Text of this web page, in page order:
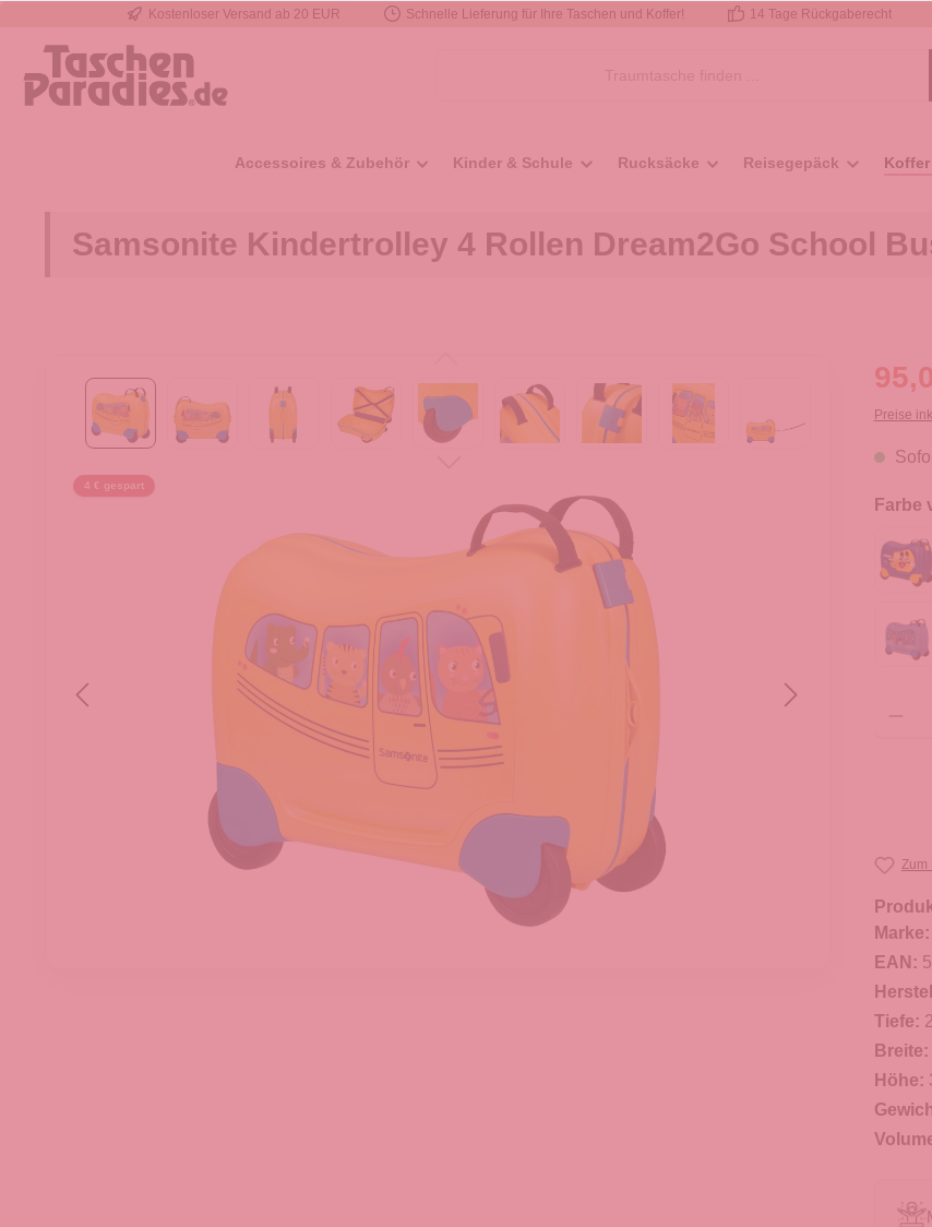
Zur Hauptnavigation springen
Kostenloser Versand ab 20 EUR Schnelle Lieferung für Ihre Taschen und Koffer! 14 Tage Rückgaberecht
Accessoires & Zubehör Kinder & Schule Rucksäcke Reisegepäck Koffer
Samsonite Kindertrolley 4 Rollen Dream2Go School
4 € gespart
Preise
Farbe
Zum
Marke:
EAN:
Tiefe:
Breite:
Höhe: